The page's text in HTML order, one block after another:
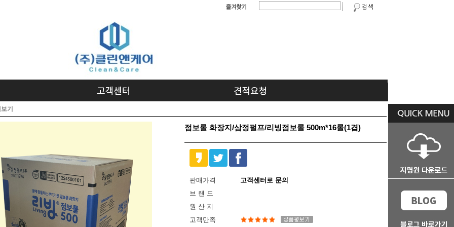
기
점보롤 화장지/삼정펄프/리빙점보롤 500m*16롤(1겹)
판매가격
고객센터로 문의
브 랜 드
원 산 지
고객만족